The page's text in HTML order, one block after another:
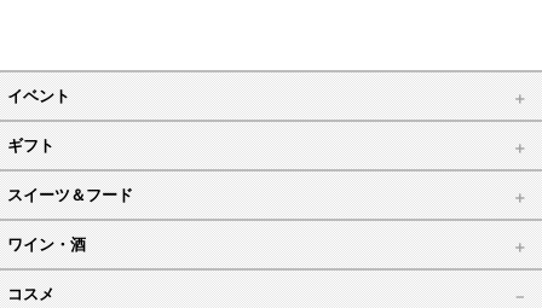
イベント
ギフト
スイーツ＆フード
ワイン・酒
コスメ